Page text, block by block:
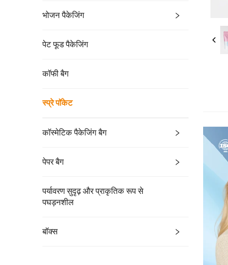
भोजन पैकेजिंग
पेट फूड पैकेजिंग
कॉफी बैग
स्प्रे पॉकेट
कॉस्मेटिक पैकेजिंग बैग
पेपर बैग
पर्यावरण सुदृढ़ और प्राकृतिक रूप से
पघड़नशील
बॉक्स